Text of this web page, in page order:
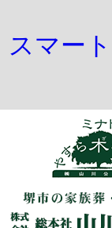
スマー